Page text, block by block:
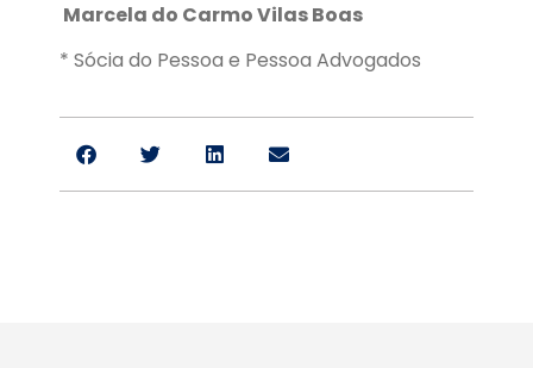
Marcela do Carmo Vilas Boas
* Sócia do Pessoa e Pessoa Advogados